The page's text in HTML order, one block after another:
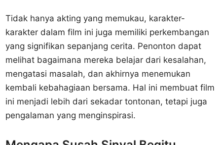
Tidak hanya akting yang memukau, karakter-
karakter dalam film ini juga memiliki perkembangan
yang signifikan sepanjang cerita. Penonton dapat
melihat bagaimana mereka belajar dari kesalahan,
mengatasi masalah, dan akhirnya menemukan
kembali kebahagiaan bersama. Hal ini membuat film
ini menjadi lebih dari sekadar tontonan, tetapi juga
pengalaman yang menginspirasi.